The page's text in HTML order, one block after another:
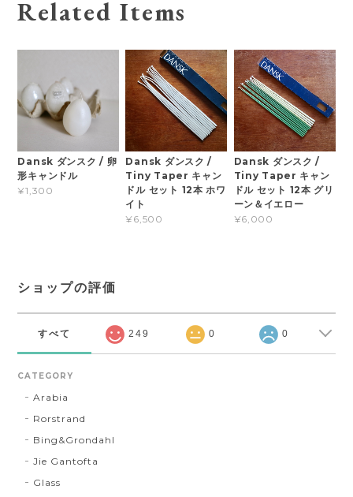
Related Items
Dansk ダンスク / 卵
形キャンドル
¥1,300
Dansk ダンスク /
Tiny Taper キャン
ドル セット 12本 ホワ
イト
¥6,500
Dansk ダンスク /
Tiny Taper キャン
ドル セット 12本 グリ
ーン＆イエロー
¥6,000
ショップの評価
すべて 249 0 0
CATEGORY
Arabia
Rorstrand
Bing&Grondahl
Jie Gantofta
Glass